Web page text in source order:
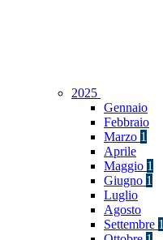
2025
Gennaio
Febbraio
Marzo 1
Aprile
Maggio 1
Giugno 1
Luglio
Agosto
Settembre 1